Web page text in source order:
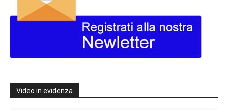
Video in evidenza